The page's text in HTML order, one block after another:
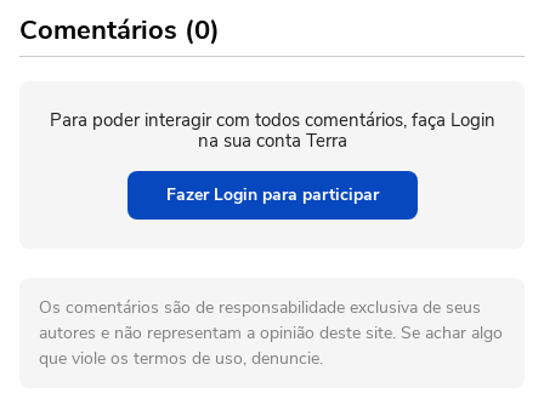
Comentários (0)
Para poder interagir com todos comentários, faça Login
na sua conta Terra
Fazer Login para participar
Os comentários são de responsabilidade exclusiva de seus
autores e não representam a opinião deste site. Se achar algo
que viole os termos de uso, denuncie.